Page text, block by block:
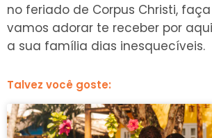
no feriado de Corpus Christi,
vamos adorar te receber por
a sua família dias inesquecíveis.
Talvez você goste: